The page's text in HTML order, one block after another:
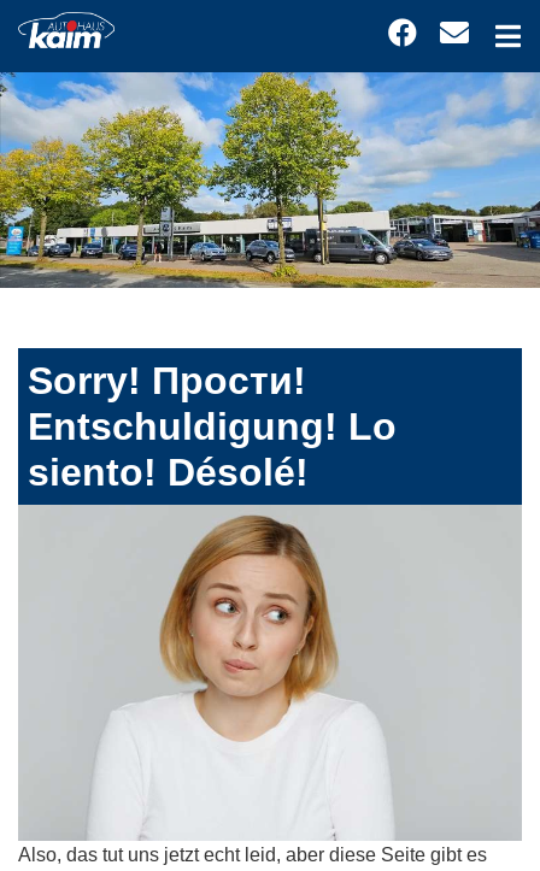
Sorry! Прости!
Entschuldigung! Lo
siento! Désolé!
Also, das tut uns jetzt echt leid, aber diese Seite gibt es